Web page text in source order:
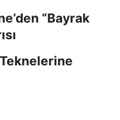
ADRESİNİ Mİ
“Bayrak